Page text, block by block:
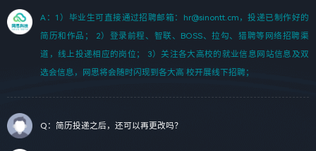
A：1）毕业生可直接通过招聘邮箱：hr@sinontt.cm，投递已制作好的
简历和作品； 2）登录前程、智联、BOSS、拉勾、猎聘等网络招聘渠
道，线上投递相应的岗位； 3）关注各大高校的就业信息网站信息及双
选会信息，网思将会随时闪现到各大高 校开展线下招聘；
Q：简历投递之后，还可以再更改吗？